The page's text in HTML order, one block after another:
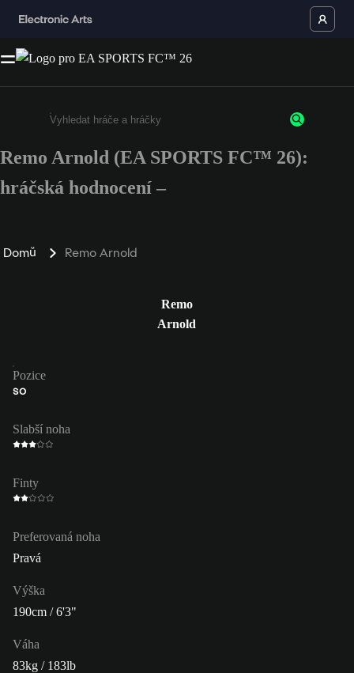
Enter a minimum of 3 characters or numbers
Remo Arnold (EA SPORTS FC™ 26):
hráčská hodnocení –
Domů Remo Arnold
Remo
Arnold
Pozice
SO
Slabší noha
Finty
Preferovaná noha
Pravá
Výška
190cm / 6'3"
Váha
83kg / 183lb